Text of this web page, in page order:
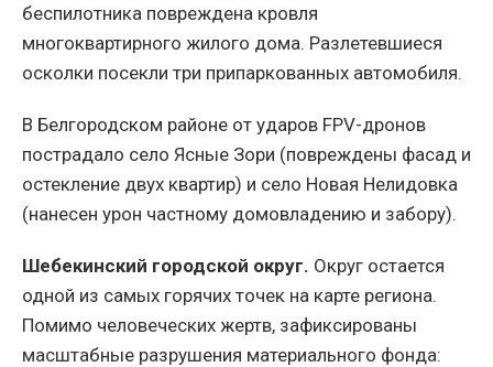
беспилотника повреждена кровля
многоквартирного жилого дома. Разлетевшиеся
осколки посекли три припаркованных автомобиля.
В Белгородском районе от ударов FPV-дронов
пострадало село Ясные Зори (повреждены фасад и
остекление двух квартир) и село Новая Нелидовка
(нанесен урон частному домовладению и забору).
Шебекинский городской округ. Округ остается
одной из самых горячих точек на карте региона.
Помимо человеческих жертв, зафиксированы
масштабные разрушения материального фонда: